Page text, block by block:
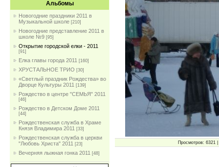
Альбомы
Новогодние праздники 2011 в
Музыкальной школе [210]
Новогодние представление 2011 в
школе №9 [95]
Открытие городской елки - 2011
[91]
Елка главы города 2011 [160]
ХРУСТАЛЬНОЕ ТРИО [30]
«Светлый праздник Рождества» во
Дворце Культуры 2011 [139]
Рождество в центре "СЕМЬЯ" 2011
[46]
Рождество в Детском Доме 2011
[44]
Рождественская служба в Храме
Князя Владимира 2011 [33]
Рождественская служба в церкви
"Любовь Христа" 2011 [23]
Вечерняя лыжная гонка 2011 [48]
Просмотров: 6321